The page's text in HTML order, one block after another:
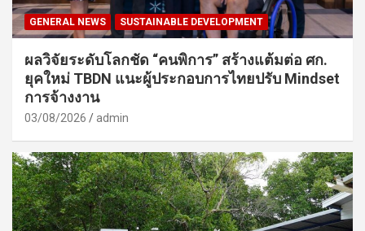
GENERAL NEWS SUSTAINABLE DEVELOPMENT
ผลวิจัยระดับโลกชัด “คนพิการ” สร้างแต้มต่อ ศก.
ยุคใหม่ TBDN แนะผู้ประกอบการไทยปรับ Mindset
การจ้างงาน
03/08/2026 admin